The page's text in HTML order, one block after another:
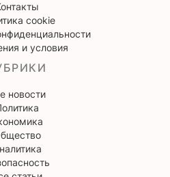
cookie
и условия
новости